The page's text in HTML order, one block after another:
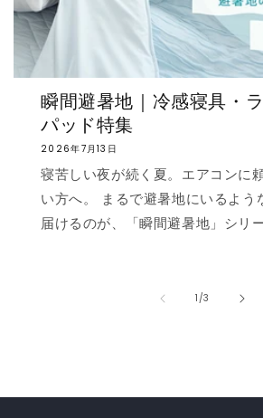
瞬間避暑地｜冷感寝具・
パッド特集
2026年7月13日
寝苦しい夜が続く夏。エアコンに
い方へ。 まるで避暑地にいるよう
届けるのが、「瞬間避暑地」シ
うな“ずっと触れていたくなる冷た
う！✨ ❄️強冷感リバーシブルケッ
1/の
3